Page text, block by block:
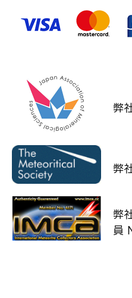
弊
弊
弊
員